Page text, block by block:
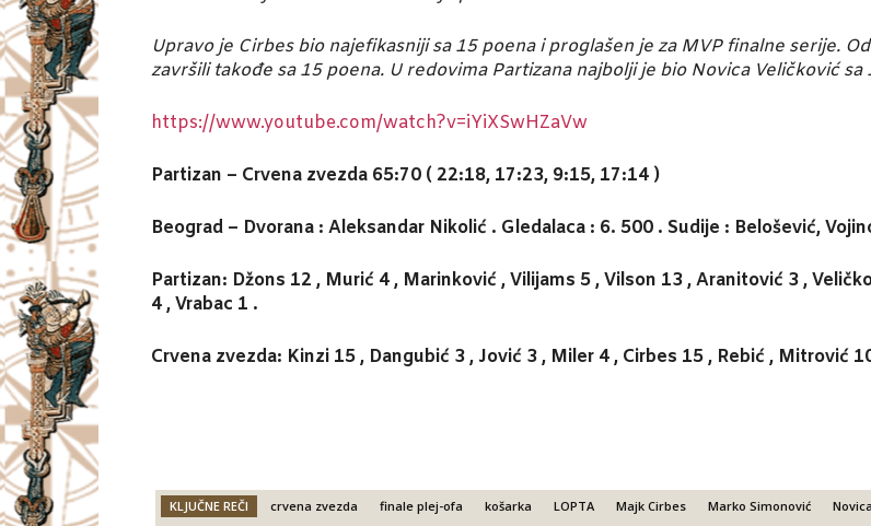
Upravo je Cirbes bio najefikasniji sa 15 poena i proglašen je za MVP finalne serije.
završili takođe sa 15 poena. U redovima Partizana najbolji je bio Novica Veličković sa
https://www.youtube.com/watch?v=iYiXSwHZaVw
Partizan – Crvena zvezda 65:70 ( 22:18, 17:23, 9:15, 17:14 )
Beograd – Dvorana : Aleksandar Nikolić . Gledalaca : 6. 500 . Sudije : Belošević,
Partizan: Džons 12 , Murić 4 , Marinković , Vilijams 5 , Vilson 13 , Aranitović 3 ,
4 , Vrabac 1 .
Crvena zvezda: Kinzi 15 , Dangubić 3 , Jović 3 , Miler 4 , Cirbes 15 , Rebić , Mitrović
KLJUČNE REČI crvena zvezda finale plej-ofa košarka LOPTA Majk Cirbes Marko Simonović